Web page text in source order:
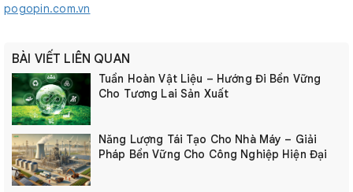
pogopin.com.vn
BÀI VIẾT LIÊN QUAN
Tuần Hoàn Vật Liệu – Hướng Đi Bền Vững
Cho Tương Lai Sản Xuất
Năng Lượng Tái Tạo Cho Nhà Máy – Giải
Pháp Bền Vững Cho Công Nghiệp Hiện Đại